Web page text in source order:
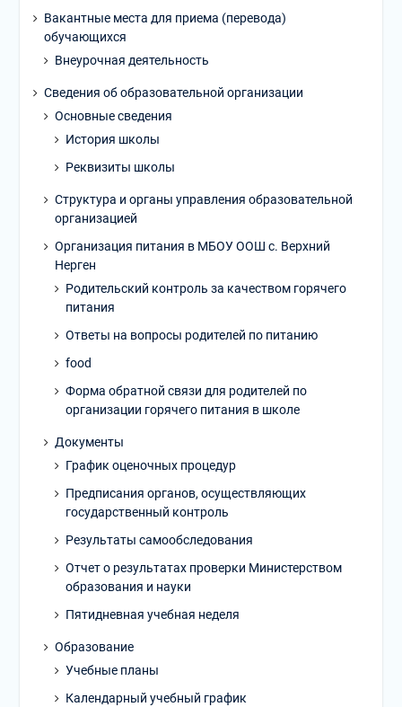
Вакантные места для приема (перевода)
обучающихся
Внеурочная деятельность
Сведения об образовательной организации
Основные сведения
История школы
Реквизиты школы
Структура и органы управления образовательной
организацией
Организация питания в МБОУ ООШ с. Верхний
Нерген
Родительский контроль за качеством горячего
питания
Ответы на вопросы родителей по питанию
food
Форма обратной связи для родителей по
организации горячего питания в школе
Документы
График оценочных процедур
Предписания органов, осуществляющих
государственный контроль
Результаты самообследования
Отчет о результатах проверки Министерством
образования и науки
Пятидневная учебная неделя
Образование
Учебные планы
Календарный учебный график